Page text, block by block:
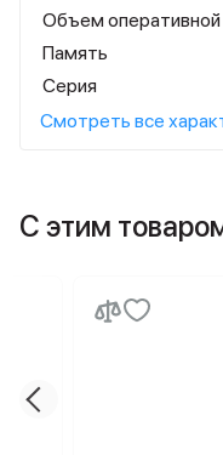
Объем оперативной
Память
Серия
Смотреть все
С этим